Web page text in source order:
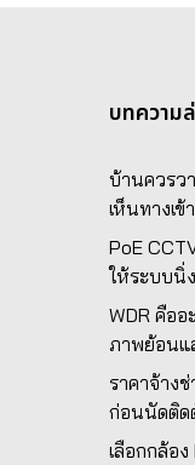
บทความ
บ้านควรว
เห็นทางเข้า
PoE
ให้ระบบนิ่ง
WDR คืออ
ภาพย้อนแ
ราคาจ้าง
ก่อนนัดติด
เลือกกล้อ